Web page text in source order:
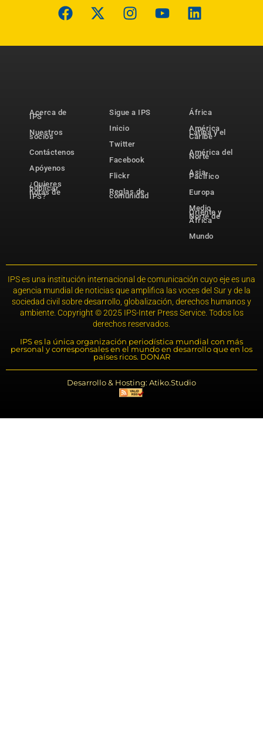
Acerca de
IPS
Nuestros
socios
Contáctenos
Apóyenos
¿Quieres
publicar
notas de
IPS?
Sigue a IPS
Inicio
Twitter
Facebook
Flickr
Reglas de
comunidad
África
América
Latina y el
Caribe
América del
Norte
Asia-
Pacífico
Europa
Medio
Oriente y
Norte de
África
Mundo
IPS es una institución internacional de comunicación cuyo eje es una
agencia mundial de noticias que amplifica las voces del Sur y de la
sociedad civil sobre desarrollo, globalización, derechos humanos y
ambiente. Copyright © 2025 IPS-Inter Press Service. Todos los
derechos reservados.
IPS es la única organización periodística mundial con más
personal y corresponsales en el mundo en desarrollo que en los
países ricos. DONAR
Desarrollo & Hosting: Atiko.Studio